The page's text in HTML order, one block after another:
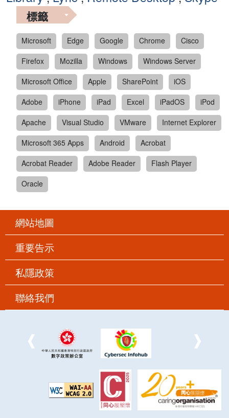
標籤
Microsoft Edge Google Chrome
Cisco
Firefox
Mozilla Windows
Windows Server
Microsoft Office
Apple SharePoint
iOS
Adobe
iPhone iPad Excel iPadOS
iPod
Apache
Visual Studio VMware
Internet Explorer
Microsoft 365 Apps
Android
Acrobat
Acrobat Reader
Adobe Reader
Flash Player
Oracle
網站地圖
重要告示
私隱政策
聯絡我們